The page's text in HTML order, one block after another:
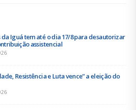
do
Duas chapas
Urbanitários